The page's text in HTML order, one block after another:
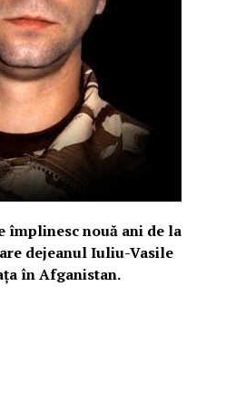
împlinesc nouă ani de la
dejeanul Iuliu-Vasile
în Afganistan.